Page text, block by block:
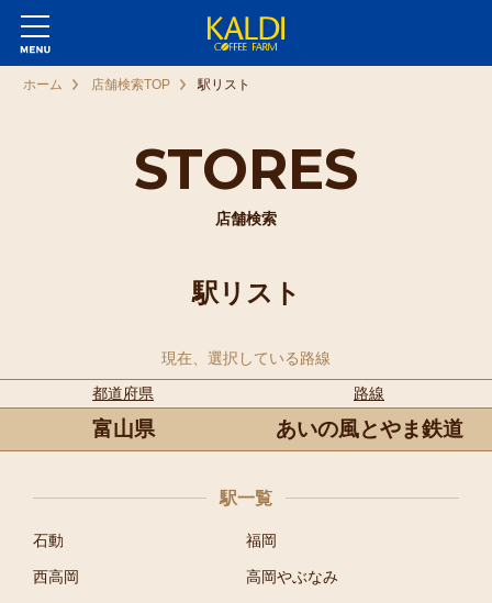
STORES
店舗検索
ホーム 店舗検索TOP 駅リスト
駅リスト
現在、選択している路線
都道府県
路線
富山県 あいの風とやま鉄道
駅一覧
石動 福岡
西高岡 高岡やぶなみ